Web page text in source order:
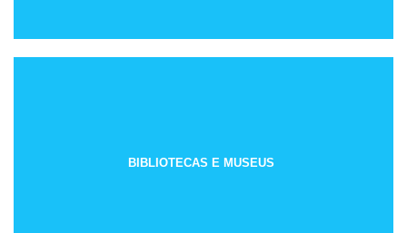
BIBLIOTECAS E MUSEUS